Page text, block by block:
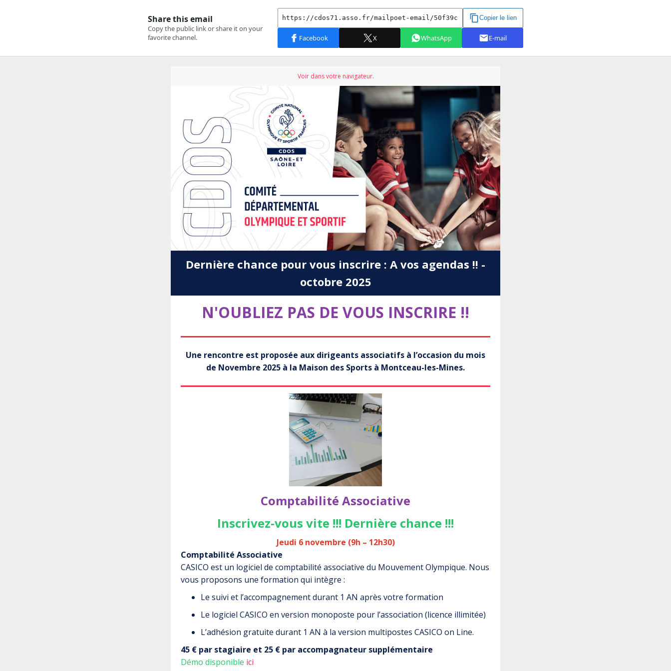
Voir dans votre navigateur.
Dernière chance pour vous inscrire : A vos agendas !! -
octobre 2025
N'OUBLIEZ PAS DE VOUS INSCRIRE !!
Une rencontre est proposée aux dirigeants associatifs à l’occasion du mois
de Novembre 2025 à la Maison des Sports à Montceau-les-Mines.
Comptabilité Associative
Inscrivez-vous vite !!! Dernière chance !!!
Jeudi 6 novembre (9h – 12h30)
Comptabilité Associative
CASICO est un logiciel de comptabilité associative du Mouvement Olympique. Nous
vous proposons une formation qui intègre :
Le suivi et l’accompagnement durant 1 AN après votre formation
Le logiciel CASICO en version monoposte pour l’association (licence illimitée)
L’adhésion gratuite durant 1 AN à la version multipostes CASICO on Line.
45 € par stagiaire et 25 € par accompagnateur supplémentaire
Démo disponible ici